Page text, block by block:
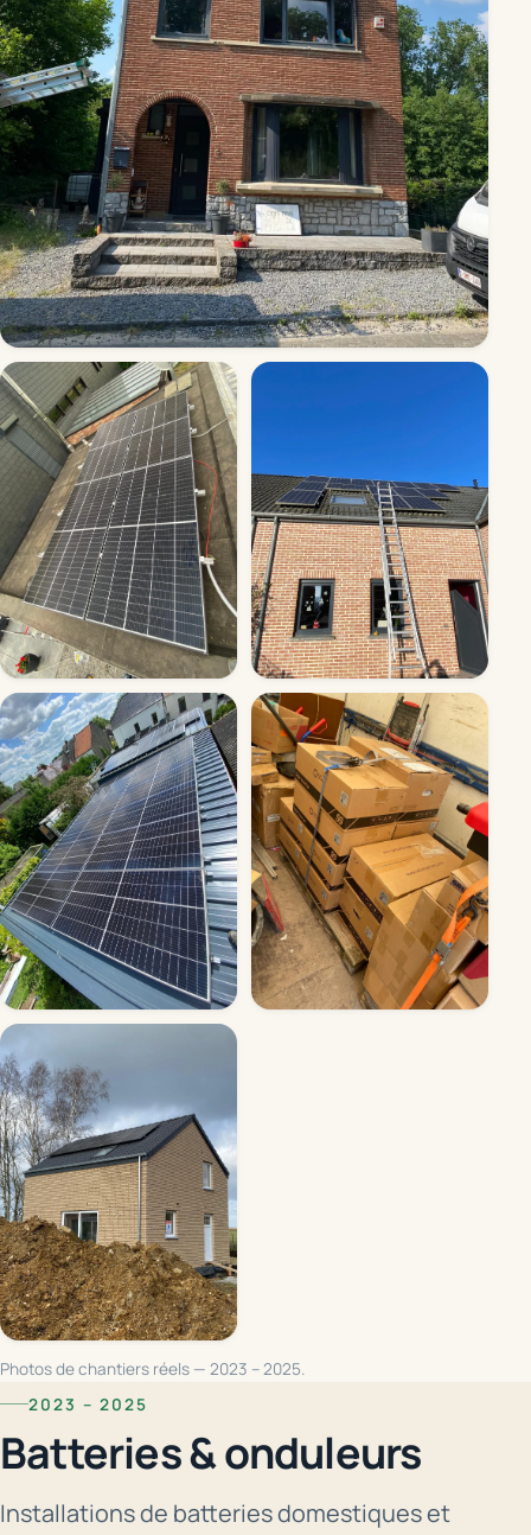
Photos de chantiers réels — 2023 – 2025.
2023 – 2025
Batteries & onduleurs
Installations de batteries domestiques et